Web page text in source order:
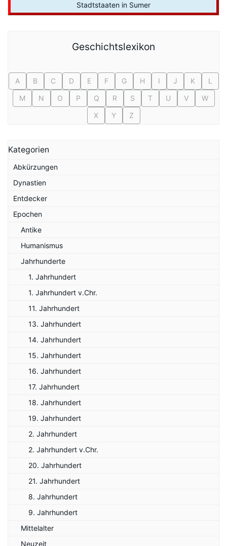
Stadtstaaten in Sumer
Geschichtslexikon
A B C D E F G H I J K
L
M
N O P Q R S T U V
W
X
Y Z
Kategorien
Abkürzungen
Dynastien
Entdecker
Epochen
Antike
Humanismus
Jahrhunderte
1. Jahrhundert
1. Jahrhundert v.Chr.
11. Jahrhundert
13. Jahrhundert
14. Jahrhundert
15. Jahrhundert
16. Jahrhundert
17. Jahrhundert
18. Jahrhundert
19. Jahrhundert
2. Jahrhundert
2. Jahrhundert v.Chr.
20. Jahrhundert
21. Jahrhundert
8. Jahrhundert
9. Jahrhundert
Mittelalter
Neuzeit